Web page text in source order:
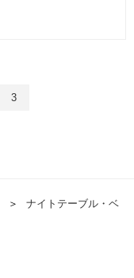
3
＞
ナイトテーブル・ベ